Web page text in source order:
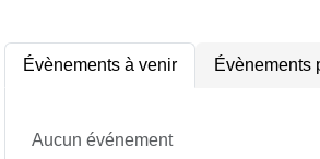
Évènements à venir Évènements
Aucun événement